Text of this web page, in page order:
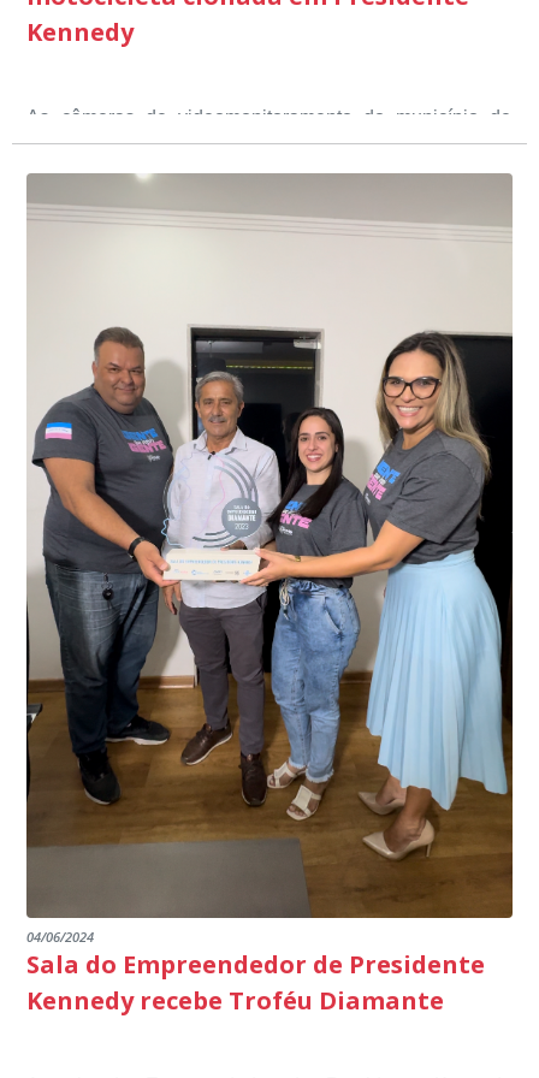
Kennedy
As câmeras de videomonitoramento do município de
Presidente Kennedy identificaram neste fim de semana,
01 de junho, uma motocicleta com indícios de
adulteração, imediatamente, a central de
videomonitoramento acionou a Guarda Civil Municipal,
Durante a abordagem a adulteração foi comprovada,
através da conferência do Chassi, a motocicleta, bem
conta do sistema de videomonitoramento instalado
recentemente em todo o município de Presidente
Kennedy, o sistema é integrado com outros municípios
do país, sendo possível a identificação de veículos por
meio do cruzamento de informações, nesse caso
específico, com dados de uma cidade do Estado do Rio
de Janeiro.
“Mais de 100 câmeras foram instaladas na sede e no
interior de Presidente Kennedy, garantindo mais
segurança à população, seja nas ruas, no comércio, os
produtores agropecuários. Estamos no rumo certo,
parabéns a todos os servidores que contribuem para a
segurança da nossa cidade”, destaca o prefeito Dorlei
Fontão.
04/06/2024
Sala do Empreendedor de Presidente
Kennedy recebe Troféu Diamante